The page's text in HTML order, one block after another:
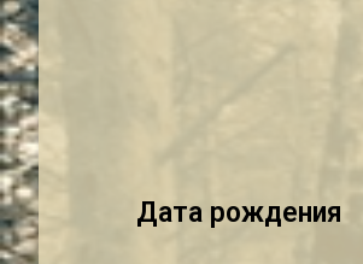
Дата рождения